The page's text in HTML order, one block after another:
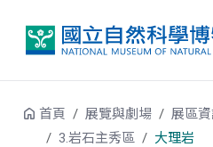
首頁 展覽與劇場 展區
3.岩石主秀區
大理岩